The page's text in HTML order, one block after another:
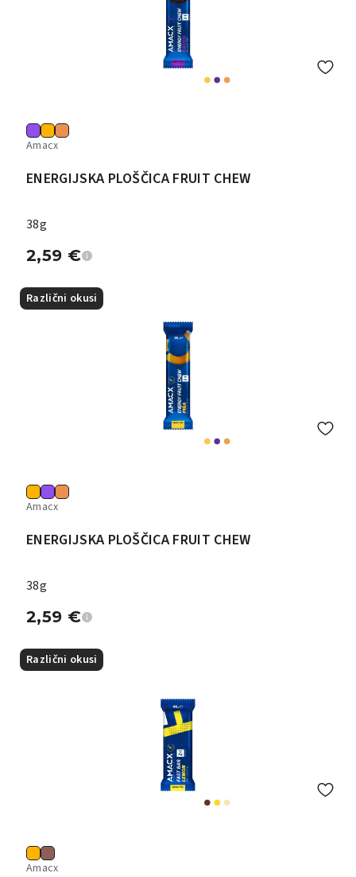
Amacx
ENERGIJSKA PLOŠČICA FRUIT CHEW
38g
2,59 €
Različni okusi
Amacx
ENERGIJSKA PLOŠČICA FRUIT CHEW
38g
2,59 €
Različni okusi
Amacx